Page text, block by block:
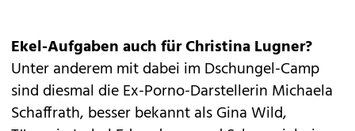
Ekel-Aufgaben auch für Christina Lugner?
Unter anderem mit dabei im Dschungel-Camp
sind diesmal die Ex-Porno-Darstellerin Michaela
Schaffrath, besser bekannt als Gina Wild,